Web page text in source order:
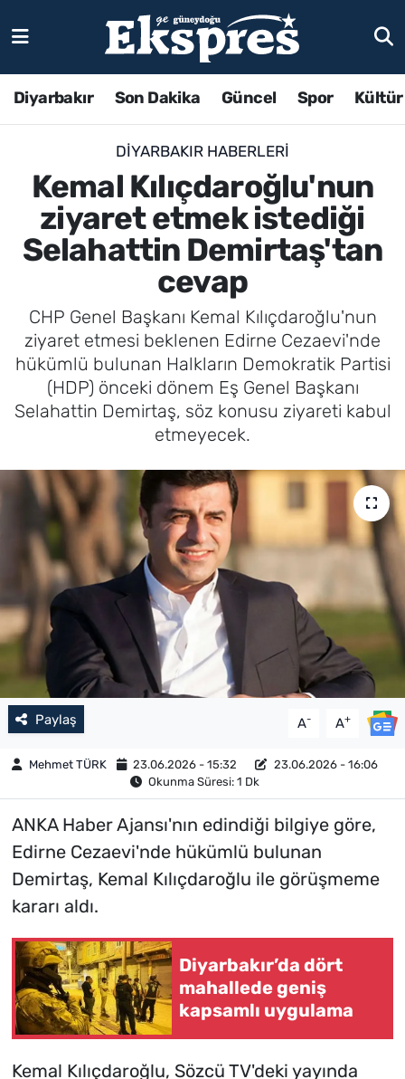
Diyarbakır Son Dakika Güncel Spor
DIYARBAKIR HABERLERI
Kemal Kılıçdaroğlu'nun
ziyaret etmek istediği
Selahattin Demirtaş'tan
cevap
CHP Genel Başkanı Kemal Kılıçdaroğlu'nun
ziyaret etmesi beklenen Edirne Cezaevi'nde
hükümlü bulunan Halkların Demokratik Partisi
(HDP) önceki dönem Eş Genel Başkanı
Selahattin Demirtaş, söz konusu ziyareti kabul
etmeyecek.
Paylaş A- A+
Mehmet TÜRK 23.06.2026 - 15:32
23.06.2026 - 16:06
Okunma Süresi: 1 Dk
ANKA Haber Ajansı'nın edindiği bilgiye göre,
Edirne Cezaevi'nde hükümlü bulunan
Demirtaş, Kemal Kılıçdaroğlu ile görüşmeme
kararı aldı.
Diyarbakır’da dört
mahallede geniş
kapsamlı uygulama
Kemal Kılıçdaroğlu, Sözcü TV'deki yayında